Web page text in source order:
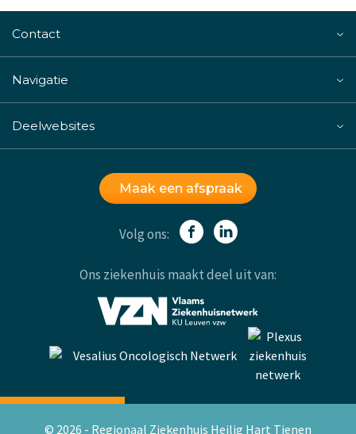
Contact
Navigatie
Deelwebsites
Maak een afspraak
Volg ons:
Ons ziekenhuis maakt deel uit van:
© 2026 - Regionaal Ziekenhuis Heilig Hart Tienen